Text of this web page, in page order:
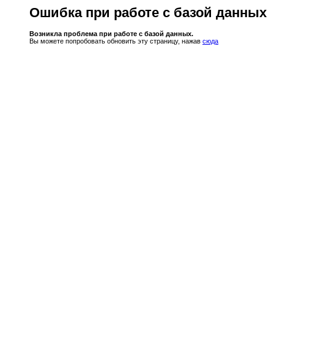
Ошибка при работе с базой данных
Возникла проблема при работе с базой данных.
Вы можете попробовать обновить эту страницу, нажав сюда